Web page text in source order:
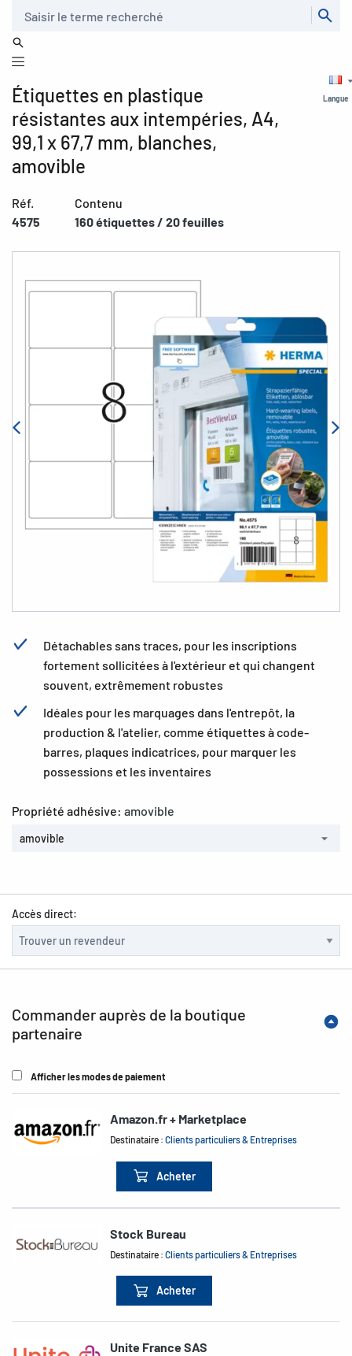
Langue
Étiquettes en plastique
résistantes aux intempéries, A4,
99,1 x 67,7 mm, blanches,
amovible
Réf.
4575
Contenu
160 étiquettes / 20 feuilles
Détachables sans traces, pour les inscriptions
fortement sollicitées à l'extérieur et qui changent
souvent, extrêmement robustes
Idéales pour les marquages dans l'entrepôt, la
production & l'atelier, comme étiquettes à code-
barres, plaques indicatrices, pour marquer les
possessions et les inventaires
Propriété adhésive: amovible
amovible
Accès direct:
Commander auprès de la boutique
partenaire
Afficher les modes de paiement
Amazon.fr + Marketplace
Destinataire :Clients particuliers & Entreprises
Acheter
Stock Bureau
Destinataire :Clients particuliers & Entreprises
Acheter
Unite France SAS